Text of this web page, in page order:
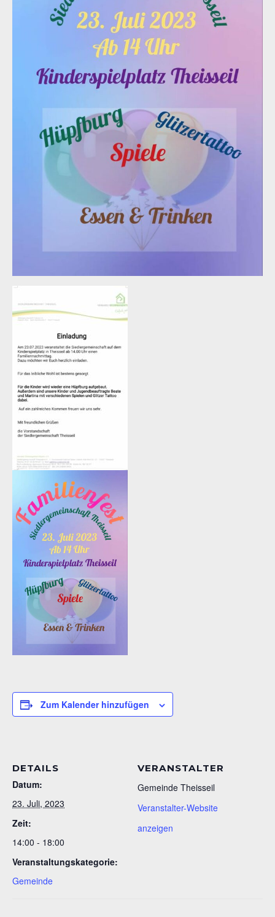
Zum Kalender hinzufügen
DETAILS
Datum:
23. Juli, 2023
Zeit:
14:00 - 18:00
Veranstaltungskategorie:
Gemeinde
VERANSTALTER
Gemeinde Theisseil
Veranstalter-Website
anzeigen